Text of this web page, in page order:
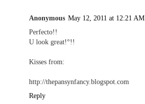
Anonymous May 12, 2011 at 12:21 AM
Perfecto!!
U look great!°!!
Kisses from:
http://thepansynfancy.blogspot.com
Reply